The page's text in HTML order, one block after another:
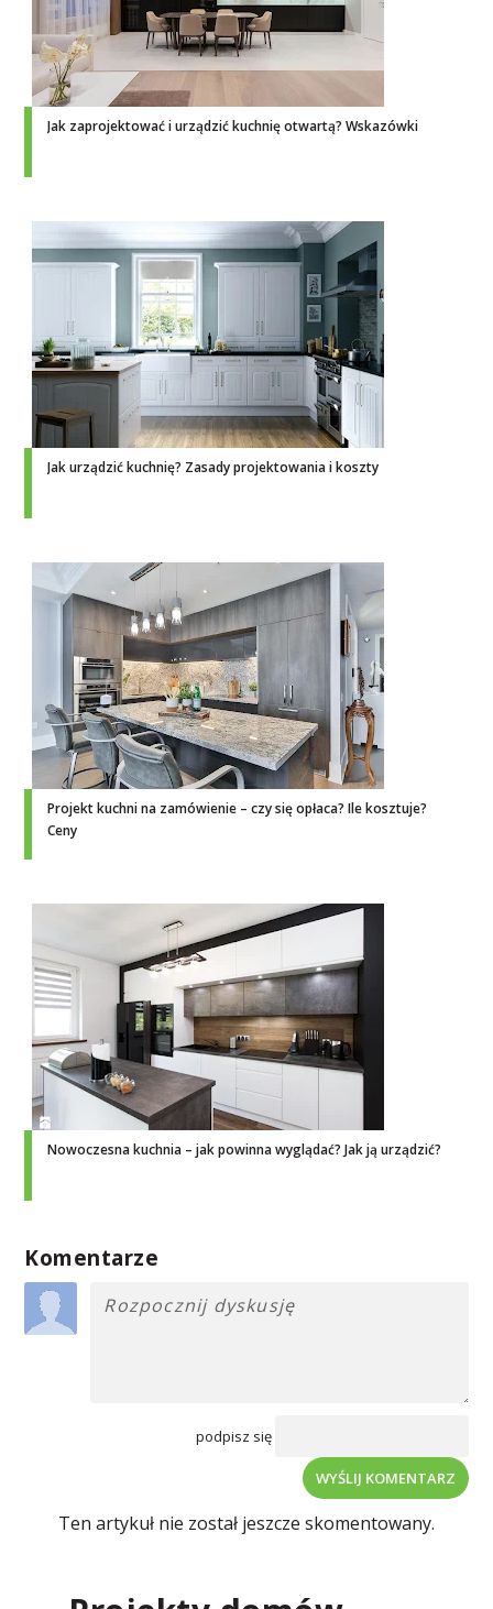
Jak zaprojektować i urządzić kuchnię otwartą? Wskazówki
Jak urządzić kuchnię? Zasady projektowania i koszty
Projekt kuchni na zamówienie – czy się opłaca? Ile kosztuje?
Ceny
Nowoczesna kuchnia – jak powinna wyglądać? Jak ją urządzić?
Komentarze
podpisz się
WYŚLIJ KOMENTARZ
Ten artykuł nie został jeszcze skomentowany.